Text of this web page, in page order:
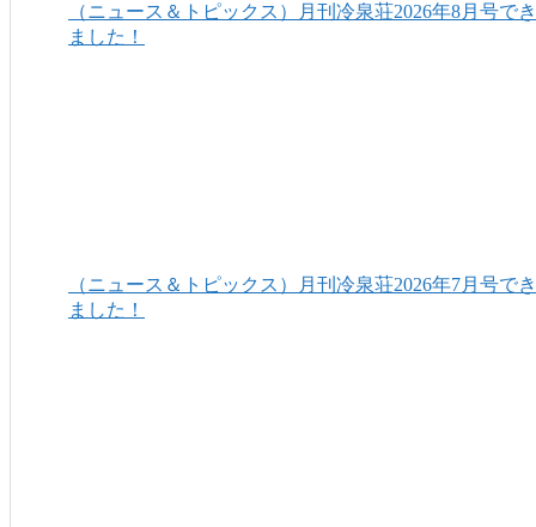
（ニュース＆トピックス）月刊冷泉荘2026年8月号でき
ました！
（ニュース＆トピックス）月刊冷泉荘2026年7月号でき
ました！